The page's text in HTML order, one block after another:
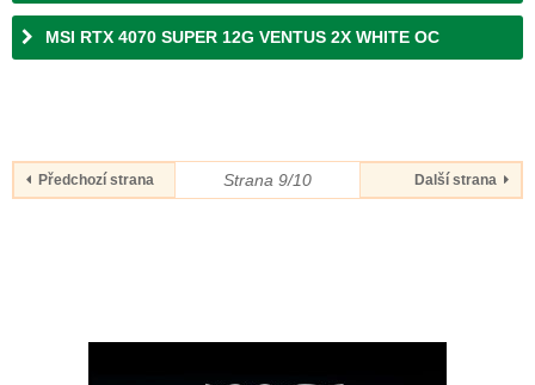
MSI RTX 4070 SUPER 12G VENTUS 2X WHITE OC
Předchozí strana Strana 9/10 Další strana